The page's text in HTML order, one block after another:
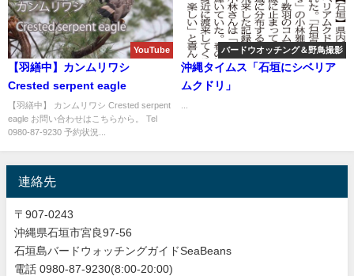
YouTube
【羽繕中】カンムリワシ
Crested serpent eagle
【羽繕中】 カンムリワシ Crested serpent
eagle お問い合わせはこちらから。 Tel
0980-87-9230 予約状況...
バードウオッチング＆野鳥撮影
沖縄タイムス「石垣にシベリア
ムクドリ」
連絡先
〒907-0243
沖縄県石垣市宮良97-56
石垣島バードウォッチングガイドSeaBeans
電話 0980-87-9230(8:00-20:00)